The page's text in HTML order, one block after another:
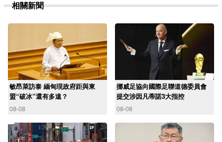
相關新聞
敏昂萊訪泰 緬甸現政府距與東
盟“破冰”還有多遠？
08-08
挪威足協向國際足聯道德委員會
提交涉因凡蒂諾3大指控
08-08